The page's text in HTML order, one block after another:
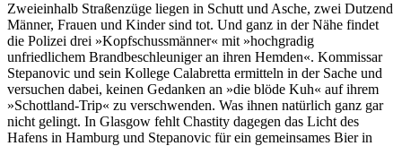
Zweieinhalb Straßenzüge liegen in Schutt und Asche, zwei Dutzend
Männer, Frauen und Kinder sind tot. Und ganz in der Nähe findet
die Polizei drei »Kopfschussmänner« mit »hochgradig
unfriedlichem Brandbeschleuniger an ihren Hemden«. Kommissar
Stepanovic und sein Kollege Calabretta ermitteln in der Sache und
versuchen dabei, keinen Gedanken an »die blöde Kuh« auf ihrem
»Schottland-Trip« zu verschwenden. Was ihnen natürlich ganz gar
nicht gelingt. In Glasgow fehlt Chastity dagegen das Licht des
Hafens in Hamburg und Stepanovic für ein gemeinsames Bier in